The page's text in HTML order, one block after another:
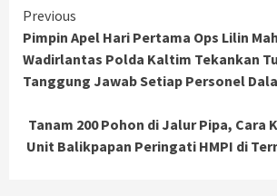
Continue
Reading
Previous
Pimpin Apel Hari Pertama Ops Lilin
Wadirlantas Polda Kaltim Tekankan
Tanggung Jawab Setiap Personel
Tanam 200 Pohon di Jalur Pipa, Cara
Unit Balikpapan Peringati HMPI di